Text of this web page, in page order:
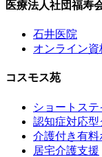
医療法人社団福寿
石井医院
オンライン資
コスモス苑
ショートステ
認知症対応型
介護付き有料
居宅介護支援